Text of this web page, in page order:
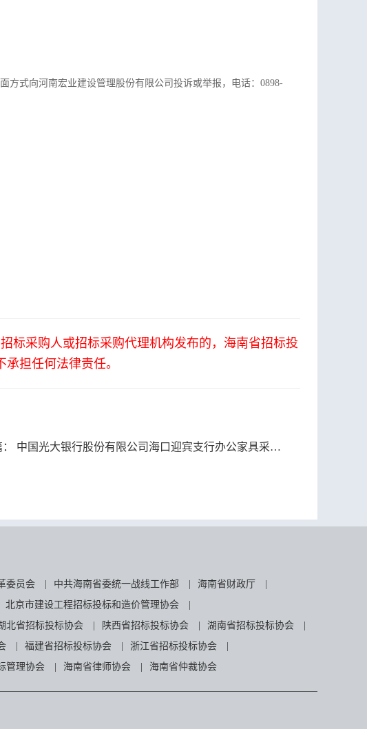
方式向河南宏业建设管理股份有限公司 投诉或举报，电话： 0898-
标采购人或招标采购代理机构发布的，海南省招标投
担任何法律责任。
中国光大银行股份有限公司海口迎宾支行办公家具采购项目终止公告
委员会 中共海南省委统一战线工作部 海南省财政厅
北京市建设工程招标投标和造价管理协会
北省招标投标协会 陕西省招标投标协会 湖南省招标投标协会
福建省招标投标协会 浙江省招标投标协会
管理协会 海南省律师协会 海南省仲裁协会